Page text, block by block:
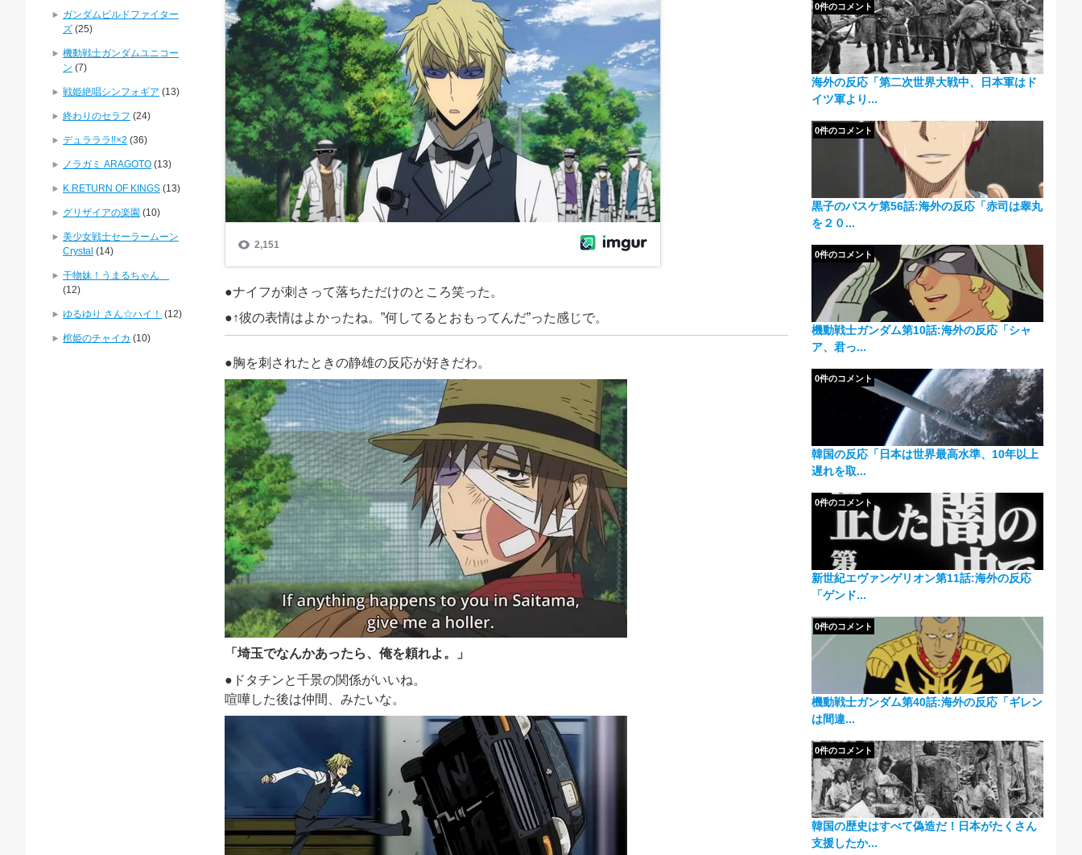
●ナイフが刺さって落ちただけのところ笑った。
●↑彼の表情はよかったね。”何してるとおもってんだ”った感じで。
●胸を刺されたときの静雄の反応が好きだわ。
「埼玉でなんかあったら、俺を頼れよ。
」
●ドタチンと千景の関係がいいね。
喧嘩した後は仲間、みたいな。
ガンダムビルドファイター
ズ (25)
機動戦士ガンダムユニコー
ン (7)
戦姫絶唱シンフォギア (13)
終わりのセラフ (24)
デュラララ!!×2 (36)
ノラガミ ARAGOTO (13)
K RETURN OF KINGS (13)
グリザイアの楽園 (10)
美少女戦士セーラームーン
Crystal (14)
干物妹！うまるちゃん
(12)
ゆるゆり さん☆ハイ！ (12)
棺姫のチャイカ (10)
海外の反応「第二次世界大戦中、日本軍はド
イツ軍より...
0件のコメント
黒子のバスケ第56話:海外の反応「赤司は睾丸
を２０...
0件のコメント
機動戦士ガンダム第10話:海外の反応「シャ
ア、君っ...
0件のコメント
韓国の反応「日本は世界最高水準、10年以上
遅れを取...
0件のコメント
新世紀エヴァンゲリオン第11話:海外の反応
「ゲンド...
0件のコメント
機動戦士ガンダム第40話:海外の反応「ギレン
は間違...
0件のコメント
韓国の歴史はすべて偽造だ！日本がたくさん
支援したか...
0件のコメント